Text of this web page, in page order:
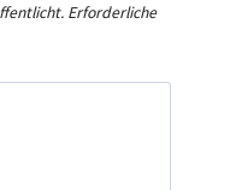
Erforderliche